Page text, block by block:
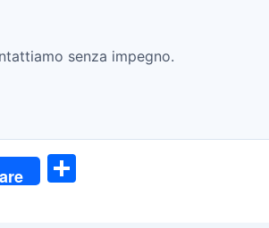
senza impegno.